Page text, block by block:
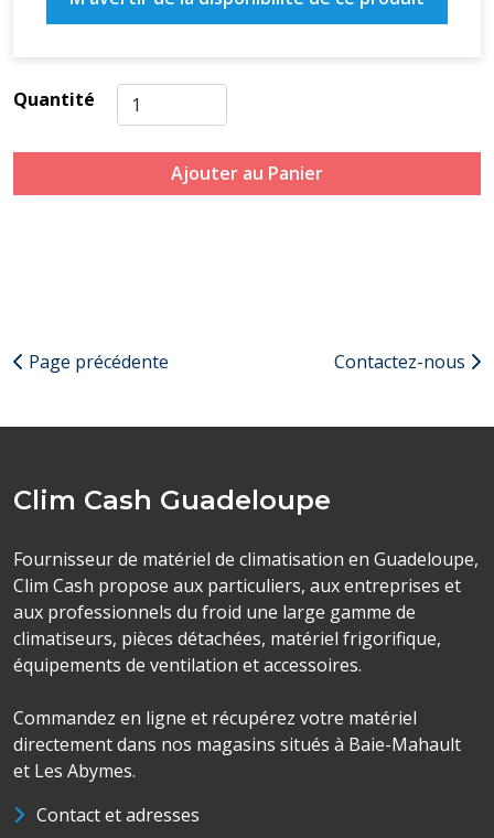
Quantité
Ajouter au Panier
Page précédente Contactez-nous
Clim Cash Guadeloupe
Fournisseur de matériel de climatisation en Guadeloupe,
Clim Cash propose aux particuliers, aux entreprises et
aux professionnels du froid une large gamme de
climatiseurs, pièces détachées, matériel frigorifique,
équipements de ventilation et accessoires.
Commandez en ligne et récupérez votre matériel
directement dans nos magasins situés à Baie-Mahault
et Les Abymes.
Contact et adresses